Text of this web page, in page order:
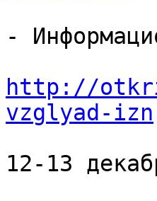
-
http://
vzglyad-izn
12-13